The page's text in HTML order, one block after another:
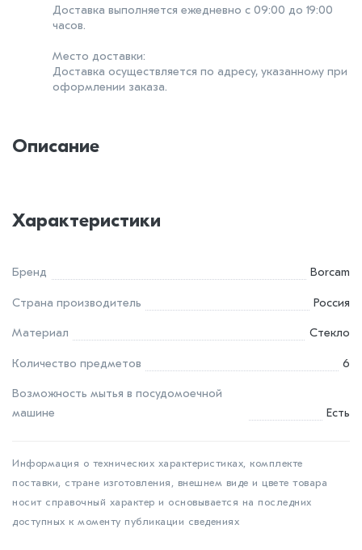
Доставка выполняется ежедневно с 09:00 до 19:00
часов.
Место доставки:
Доставка осуществляется по адресу, указанному при
оформлении заказа.
Описание
Характеристики
Бренд Borcam
Страна производитель Россия
Материал Стекло
Количество предметов 6
Возможность мытья в посудомоечной
машине
Есть
Информация о технических характеристиках, комплекте
поставки, стране изготовления, внешнем виде и цвете товара
носит справочный характер и основывается на последних
доступных к моменту публикации сведениях